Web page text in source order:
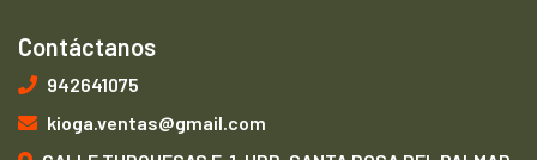
Contáctanos
942641075
kioga.ventas@gmail.com